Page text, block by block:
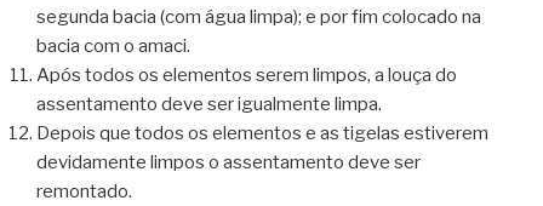
segunda bacia (com água limpa); e por fim colocado na
bacia com o amaci.
Após todos os elementos serem limpos, a louça do
assentamento deve ser igualmente limpa.
Depois que todos os elementos e as tigelas estiverem
devidamente limpos o assentamento deve ser
remontado.